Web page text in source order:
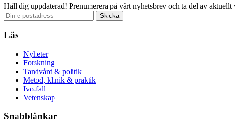
Håll dig uppdaterad! Prenumerera på vårt nyhetsbrev och ta del av aktuellt
Läs
Nyheter
Forskning
Tandvård & politik
Metod, klinik & praktik
Ivo-fall
Vetenskap
Snabblänkar